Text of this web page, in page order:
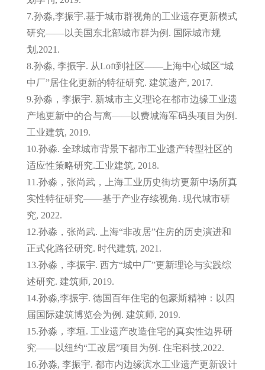
7.孙淼,李振宇.基于城市群视角的工业遗存更新模式
研究——以美国东北部城市群为例. 国际城市规
划,2021.
8.孙淼, 李振宇. 从Loft到社区——上海中心城区“城
中厂”居住化更新的特征研究. 建筑遗产, 2017.
9.孙淼，李振宇. 新城市主义理论在都市边缘工业遗
产地更新中的合与离——以费城海军码头项目为例.
工业建筑, 2019.
10.孙淼. 全球城市背景下都市工业遗产转型社区的
适应性策略研究.工业建筑, 2018.
11.孙淼，张尚武，上海工业历史街坊更新中场所真
实性特征研究——基于产业存续视角. 现代城市研
究, 2022.
12.孙淼，张尚武. 上海“非改居”住房的历史演进和
正式化路径研究. 时代建筑, 2021.
13.孙淼，李振宇. 西方“城中厂”更新理论与实践综
述研究. 建筑师, 2019.
14.孙淼,李振宇. 德国百年住宅的包豪斯精神：以四
届国际建筑博览会为例. 建筑师, 2019.
15.孙淼，李垣. 工业遗产改造住宅的真实性边界研
究——以纽约“工改居”项目为例. 住宅科技,2022.
16.孙淼, 李振宇. 都市内边缘滨水工业遗产更新设计